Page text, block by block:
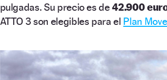
pulgadas. Su precio es de42.900
ATTO 3 son elegibles para el Plan